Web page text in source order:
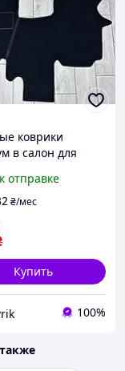
коврики
в салон для
сидениями /
коврики
отправке
₴/мес
Купить
100%